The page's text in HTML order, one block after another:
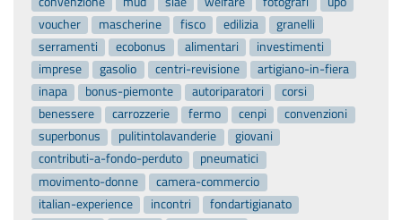
voucher
mascherine fisco edilizia
granelli
serramenti
ecobonus alimentari
investimenti
imprese
gasolio centri-revisione
artigiano-in-fiera
inapa
bonus-piemonte autoriparatori
corsi
benessere
carrozzerie fermo cenpi
convenzioni
superbonus
pulitintolavanderie
giovani
contributi-a-fondo-perduto
pneumatici
movimento-donne
camera-commercio
italian-experience
incontri
fondartigianato